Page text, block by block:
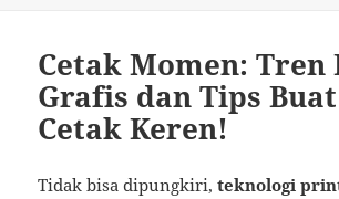
Cetak Momen: Tren
Grafis dan Tips
Cetak Keren!
Tidak bisa dipungkiri,teknologi